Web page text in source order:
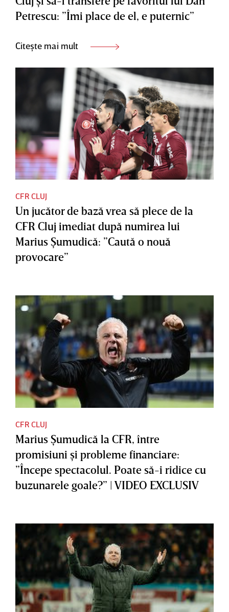
Petrescu: ”Îmi place de el, e puternic”
Citește mai mult
CFR CLUJ
Un jucător de bază vrea să plece de la
CFR Cluj imediat după numirea lui
Marius Şumudică: ”Caută o nouă
provocare”
CFR CLUJ
Marius Şumudică la CFR, între
promisiuni şi probleme financiare:
”Începe spectacolul. Poate să-i ridice cu
buzunarele goale?” | VIDEO EXCLUSIV